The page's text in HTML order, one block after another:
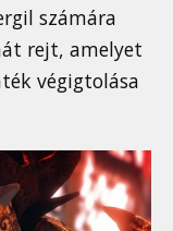
számára
rejt, amelyet
végigtolása